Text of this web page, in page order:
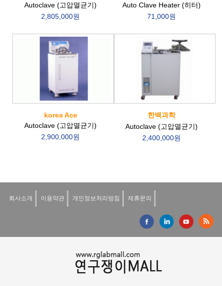
Autoclave (고압멸균기)
2,805,000원
Auto Clave Heater (히터)
71,000원
korea Ace
Autoclave (고압멸균기)
2,900,000원
한백과학
Autoclave (고압멸균기)
2,400,000원
회사소개 이용약관 개인정보처리방침 제휴문의